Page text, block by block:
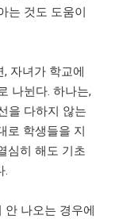
는 것도 도움이
자녀가 학교에
나뉜다. 하나는,
을 다하지 않는
로 학생들을 지
심히 해도 기초
.
안 나오는 경우에